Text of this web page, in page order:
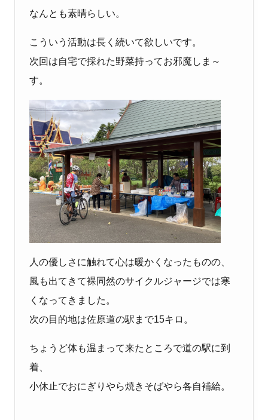
なんとも素晴らしい。
こういう活動は長く続いて欲しいです。
次回は自宅で採れた野菜持ってお邪魔しま～
す。
人の優しさに触れて心は暖かくなったものの、
風も出てきて裸同然のサイクルジャージでは寒
くなってきました。
次の目的地は佐原道の駅まで15キロ。
ちょうど体も温まって来たところで道の駅に到
着、
小休止でおにぎりやら焼きそばやら各自補給。